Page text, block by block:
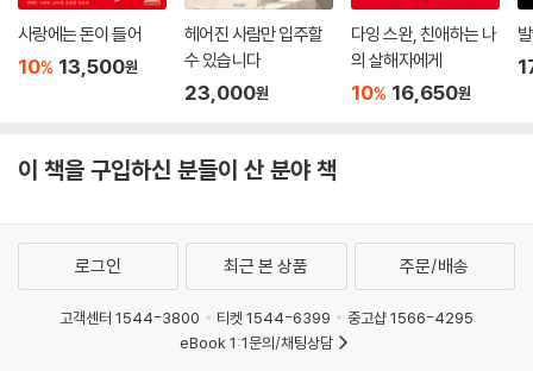
사랑에는 돈이 들어
10% 13,500원
헤어진 사람만 입주할
수 있습니다
23,000원
다잉 스완, 친애하는 나
의 살해자에게
10% 16,650원
이 책을 구입하신 분들이 산 분야 책
로그인 최근 본 상품 주문/배송
고객센터 1544-3800 티켓 1544-6399
중고샵 1566-4295
eBook 1:1문의/채팅상담